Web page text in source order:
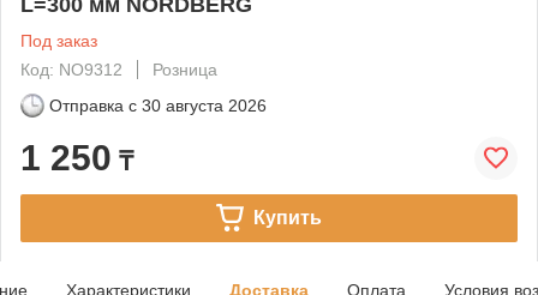
Под заказ
Код: NO9312
Розница
Отправка с 30 августа 2026
1 250 ₸
Купить
Характеристики Доставка Оплата Условия